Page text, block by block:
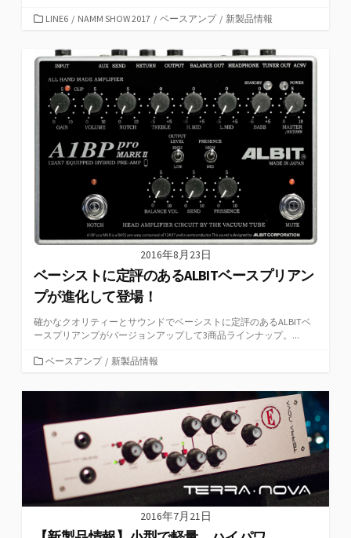
カ
リ
ー
LINE6 / NAMM SHOW 2017 / ベースアンプ / 新製品情報
2016年8月23日
ベーシストに定評のあるALBITベースプリアン
プが進化して登場！
確かなクオリティーとサウンドでベーシストに定評のあるALBITベ
ースプリアンプがバージョンアップして3商品ラインナップ。...
カ
ゴ
ベースアンプ / 新製品情報
2016年7月21日